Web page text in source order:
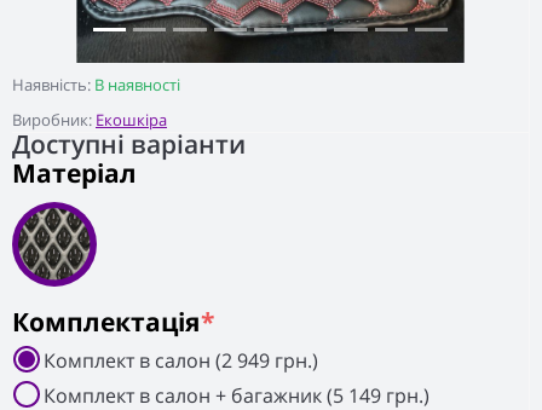
Наявність: В наявності
Виробник: Екошкіра
Доступні варіанти
Матеріал
Комплектація*
Комплект в салон (2 949 грн.)
Комплект в салон + багажник (5 149 грн.)